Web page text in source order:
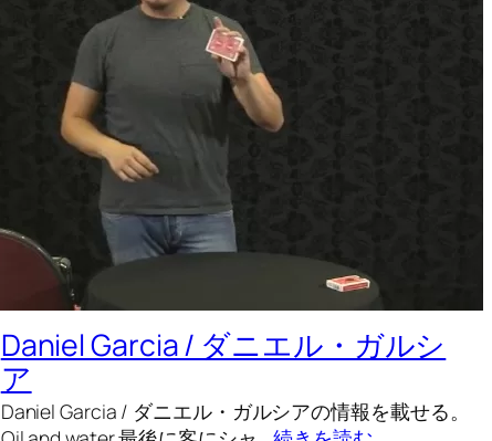
Daniel Garcia / ダニエル・ガルシ
ア
Daniel Garcia / ダニエル・ガルシアの情報を載せる。